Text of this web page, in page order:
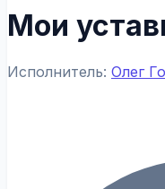
Мои
Исполнитель: Олег